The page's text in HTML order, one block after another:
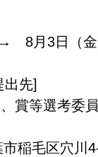
8月3日（金
出先]
賞等選考委
稲毛区穴川